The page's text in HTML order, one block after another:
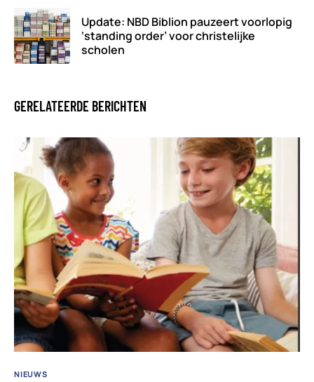
Update: NBD Biblion pauzeert voorlopig
‘standing order’ voor christelijke
scholen
GERELATEERDE BERICHTEN
NIEUWS